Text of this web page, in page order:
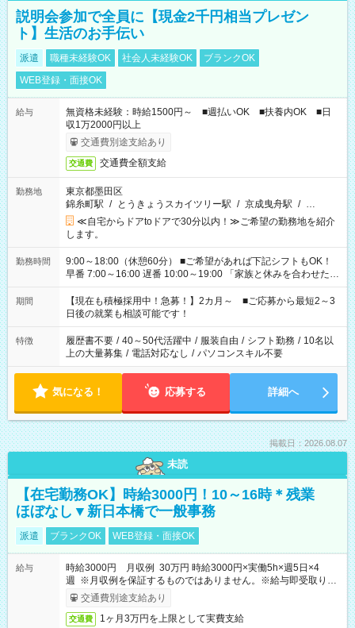
説明会参加で全員に【現金2千円相当プレゼン
ト】生活のお手伝い
派遣 職種未経験OK 社会人未経験OK
ブランクOK
WEB登録・面接OK
給与
無資格未経験：時給1500円～ ■週払いOK ■扶養内OK ■日
収1万2000円以上
交通費別途支給あり
交通費 交通費全額支給
勤務地
東京都墨田区
錦糸町駅 / とうきょうスカイツリー駅 / 京成曳舟駅 / …
≪自宅からドアtoドアで30分以内！≫ご希望の勤務地を紹介
します。
勤務時間
9:00～18:00（休憩60分） ■ご希望があれば下記シフトもOK！
早番 7:00～16:00 遅番 10:00～19:00 「家族と休みを合わせた
い」 「余裕を持って夕飯の準備がしたい」 「できれば残業はし
たくない」 など、ご希望を教えてくださいね。 ※Wワーク希望
の方へ 今ご覧のお仕事で希望する勤務時間と、もう1つのお仕事
の勤務時間。 合計で週40時間を超える場合は応募できません。
期間
【現在も積極採用中！急募！】2カ月～ ■ご応募から最短2～3
日後の就業も相談可能です！
特徴 履歴書不要 / 40～50代活躍中 / 服装自由 / シフト勤務 / 10名以
上の大量募集 / 電話対応なし / パソコンスキル不要
気になる！ 応募する 詳細へ
掲載日：2026.08.07
未読
【在宅勤務OK】時給3000円！10～16時＊残業
ほぼなし▼新日本橋で一般事務
派遣 ブランクOK WEB登録・面接OK
給与
時給3000円 月収例 30万円 時給3000円×実働5h×週5日×4
週 ※月収例を保証するものではありません。※給与即受取りサ
ービス利用可（利用条件有）
交通費別途支給あり
交通費 1ヶ月3万円を上限として実費支給